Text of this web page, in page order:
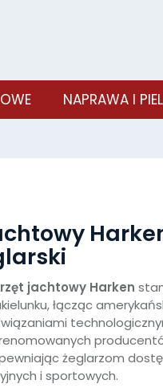
NAPRAWA I
jachtowy Harken
łącząc
żeglarzom
i sportowych.